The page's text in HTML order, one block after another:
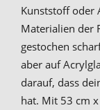
Kunststoff oder
Materialien der
gestochen
aber auf
darauf, dass
hat. Mit 53 cm